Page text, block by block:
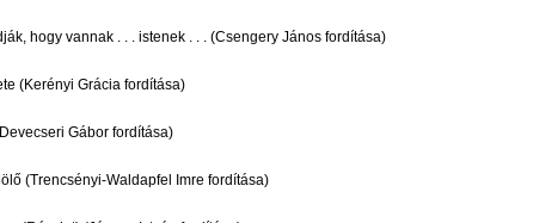
hogy vannak . . . istenek . . . (Csengery János fordítása)
(Kerényi Grácia fordítása)
Gábor fordítása)
(Trencsényi-Waldapfel Imre fordítása)